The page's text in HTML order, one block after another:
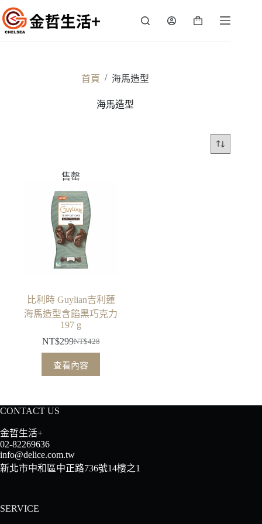
跳
至
主
購
首頁 / 海馬造型
海馬造型
售罄
比利時 Guylian吉利蓮
海馬造型含餡黑巧克力
197 g
NT$428
始
價
NT$428。
NT$299
前
價
NT$299。
查看內容
CONTACT US
金哲生活+
02-82269636
info@delice.com.tw
新北市中和區中正路736號14樓之1
SERVICE